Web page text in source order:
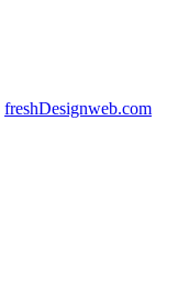
freshDesignweb.com